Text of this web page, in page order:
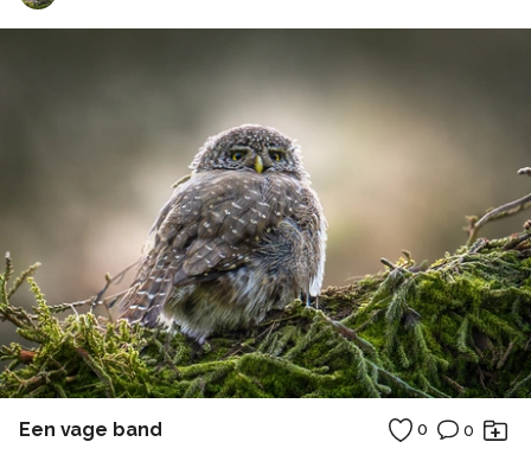
Een vage band 0 0